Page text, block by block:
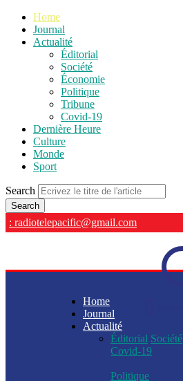
Home
Journal
Actualité
Éditorial
Société
Économie
Politique
Tribune
Covid-19
Dernière Heure
Culture
Monde
Sport
Search
: radiotelepacific@gmail.com
Home
Journal
Actualité
Éditorial Société
Covid-19
Politique